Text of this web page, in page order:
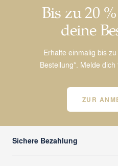
Bis zu 20
deine
Erhalte einmalig bis
Bestellung*. Melde
ZUR
Sichere Bezahlung